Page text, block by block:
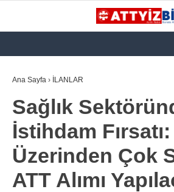
KATEGORİLER
GÜNDEM
112 ACİL
KPSS
Ana Sayfa › İLANLAR
Sağlık
İstihdam
Üzerinden Çok
ATT Alımı